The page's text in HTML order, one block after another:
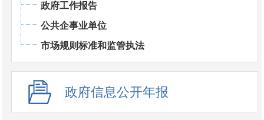
政府工作报告
公共企事业单位
市场规则标准和监管执法
政府信息公开年报